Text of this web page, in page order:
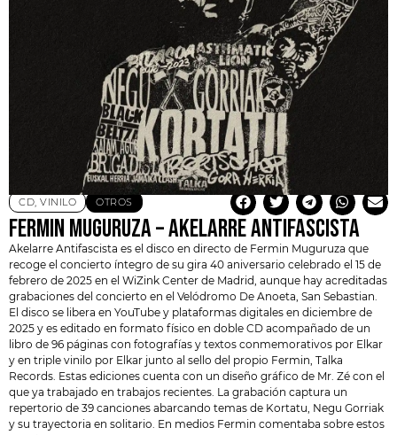
CD, VINILO OTROS
FERMIN MUGURUZA – AKELARRE ANTIFASCISTA
Akelarre Antifascista es el disco en directo de Fermin Muguruza que
recoge el concierto íntegro de su gira 40 aniversario celebrado el 15 de
febrero de 2025 en el WiZink Center de Madrid, aunque hay acreditadas
grabaciones del concierto en el Velódromo De Anoeta, San Sebastian.
El disco se libera en YouTube y plataformas digitales en diciembre de
2025 y es editado en formato físico en doble CD acompañado de un
libro de 96 páginas con fotografías y textos conmemorativos por Elkar
y en triple vinilo por Elkar junto al sello del propio Fermin, Talka
Records. Estas ediciones cuenta con un diseño gráfico de Mr. Zé con el
que ya trabajado en trabajos recientes. La grabación captura un
repertorio de 39 canciones abarcando temas de Kortatu, Negu Gorriak
y su trayectoria en solitario. En medios Fermin comentaba sobre estos